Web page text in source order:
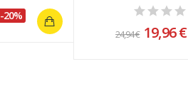
-20%
24,94 € 19,96 €